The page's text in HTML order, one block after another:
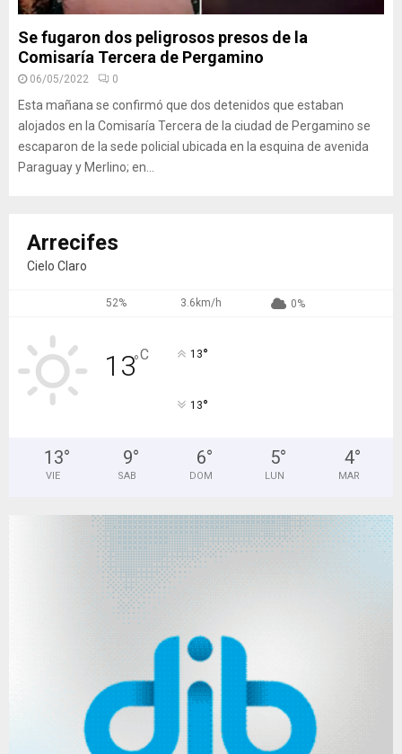
Se fugaron dos peligrosos presos de la
Comisaría Tercera de Pergamino
06/05/2022 0
Esta mañana se confirmó que dos detenidos que estaban
alojados en la Comisaría Tercera de la ciudad de Pergamino se
escaparon de la sede policial ubicada en la esquina de avenida
Paraguay y Merlino; en...
Arrecifes
Cielo Claro
52% 3.6km/h 0%
13°C 13°
13°
13°
VIE
9°
SAB
6°
DOM
5°
LUN
4°
MAR